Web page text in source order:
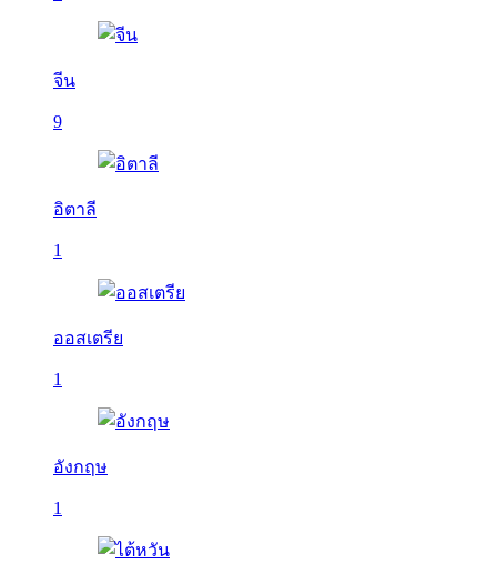
จีน
9
อิตาลี
1
ออสเตรีย
1
อังกฤษ
1